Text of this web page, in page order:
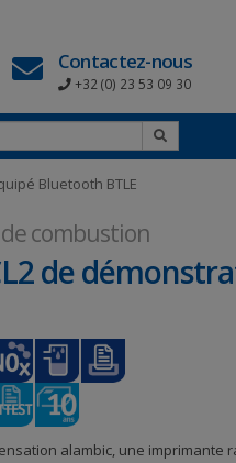
Contactez-nous
+32 (0) 23 53 09 30
Bluetooth BTLE
combustion
de
alambic, une imprimante